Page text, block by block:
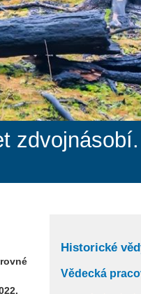
zdvojnásobí.
Historické
Vědecká